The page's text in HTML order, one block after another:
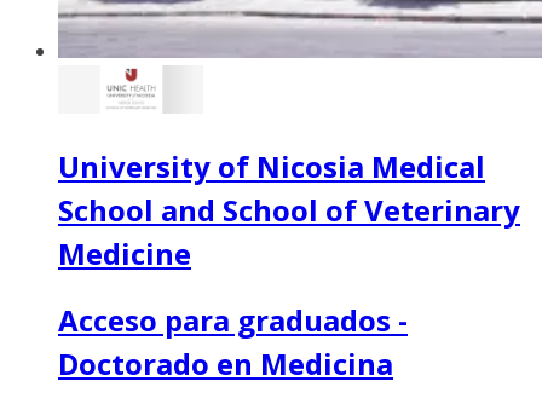
University of Nicosia Medical
School and School of Veterinary
Medicine
Acceso para graduados -
Doctorado en Medicina